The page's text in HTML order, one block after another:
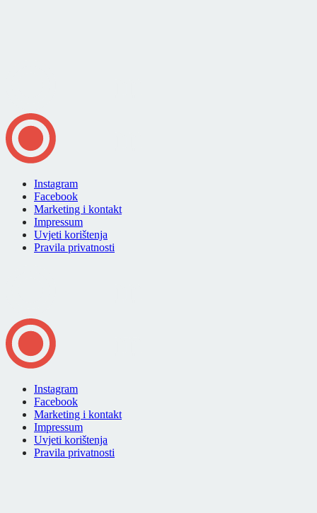
Instagram
Facebook
Marketing i kontakt
Impressum
Uvjeti korištenja
Pravila privatnosti
Instagram
Facebook
Marketing i kontakt
Impressum
Uvjeti korištenja
Pravila privatnosti